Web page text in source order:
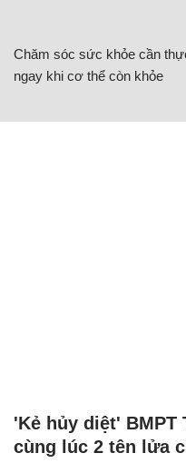
Chăm sóc sức khỏe cần
ngay khi cơ thể còn khỏe
'Kẻ hủy diệt'
cùng lúc 2 tên lửa